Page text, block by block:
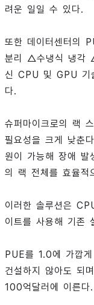
려운 일일 수 있다.
또한 데이터센터의
분리 △수냉식 냉각
신 CPU 및 GPU 기
다.
슈퍼마이크로의 랙
필요성을 크게 낮춘
원이 가능해 장애 발
의 랙 전체를 효율적
이러한 솔루션은
이트를 사용해 기존
PUE를 1.0에 가깝
건설하지 않아도 되
100억달러에 이른다.